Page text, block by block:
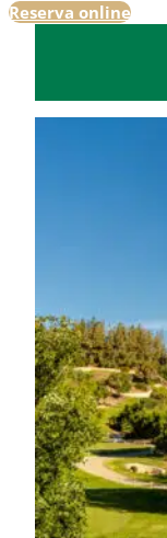
Reserva online